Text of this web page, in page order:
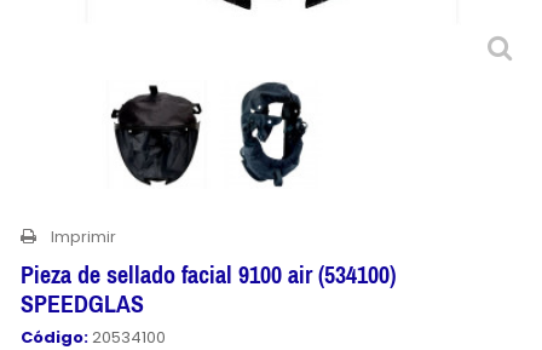
Imprimir
Pieza de sellado facial 9100 air (534100)
SPEEDGLAS
Código:20534100